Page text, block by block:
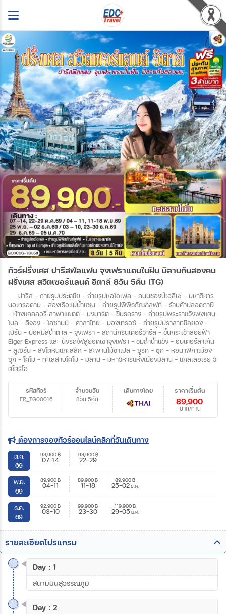
ทัวร์ฝรั่งเศส ปารีสฟีลแฟน จุงเฟราแดนในฝัน มิลานกันสองคน
ฝรั่งเศส สวิตเซอร์แลนด์ อิตาลี 8วัน 5คืน (TG)
ปารีส – ถ่ายรูปประตูชัย – ถ่ายรูปหอไอเฟล – ถนนชองป์เอลิเซ่ – มหาวิหาร
นอเทรอดาม - ล่องเรือแม่น้ำแซน - ถ่ายรูปพิพิธภัณฑ์ลูฟท์ - ร้านค้าปลอดภาษี
- ห้างแกลลอรี่ ลาฟาแยตต์ – มงมาร์ต – ขึ้นรถราง – ถ่ายรูปพระราชวังฟงแตน
โบล - ดิจอง – โลซานน์ - ศาลาไทย - มองเทรอซ์ – ถ่ายรูปปราสาทชิลยอง –
เบิร์น - บ่อหมีสีน้ำตาล – จุงเฟรา - สถานีกรินเดอร์วาร์ล - ขึ้นกระเช้าลอยฟ้า
Eiger Express และ นั่งรถไฟสู่ยอดเขาจุงเฟรา – ชมถ้ำน้ำแข็ง – อินเตอร์ลาเก้น
- ลูเซิร์น - สิงโตหินแกะสลัก – สะพานไม้ชาเปล - ซูริค - ซุก – หอนาฬิกาเมือง
ซุก - โคโม - ทะเลสาบโคโม – มิลาน – มหาวิหารแห่งเมืองมิลาน - แกลเลอเรีย วิ
ตโตริโอ
รหัสทัวร์
FR_TG00016
จำนวนวัน
8วัน 5คืน
ราคาเริ่มต้น
89,900
บาท/ท่าน
เดินทางโดย
ต้องการจองทัวร์ออนไลน์คลิกที่วันเดินทาง
ต.ค.
69
93,900฿
07-14
93,900฿
22-29
พ.ย.
69
89,900฿
04-11
89,900฿
11-18
89,900฿
25-02ธ.ค.
ธ.ค.
69
92,900฿
03-10
99,900฿
23-30
119,900฿
29-05 ม.ค.
รายละเอียดโปรแกรม
Day : 1
สนามบินสุวรรณภูมิ
Day : 2